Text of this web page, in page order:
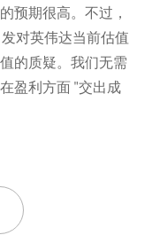
预期很高。不过，
对英伟达当前估值
的质疑。我们无需
盈利方面 "交出成